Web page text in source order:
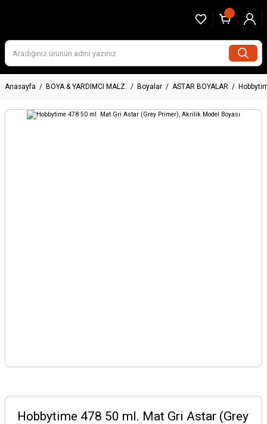
Anasayfa BOYA & YARDIMCI MALZ. Boyalar ASTAR BOYALAR
Hobbytime 478 50 ml. Mat Gri Astar (Grey